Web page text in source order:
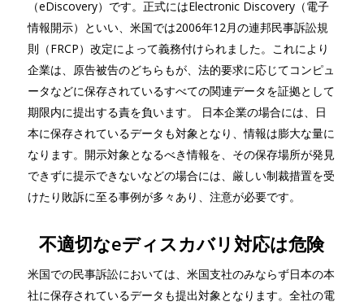
（eDiscovery）です。正式にはElectronic Discovery（電子
情報開示）といい、米国では2006年12月の連邦民事訴訟規
則（FRCP）改定によって義務付けられました。これにより
企業は、原告被告のどちらもが、法的要求に応じてコンピュ
ータなどに保存されているすべての関連データを証拠として
期限内に提出する責を負います。 日本企業の場合には、日
本に保存されているデータも対象となり、情報は膨大な量に
なります。開示対象となるべき情報を、その保存場所が発見
できずに提示できないなどの場合には、厳しい制裁措置を受
けたり敗訴に至る事例が多々あり、注意が必要です。
不適切なeディスカバリ対応は危険
米国での民事訴訟においては、米国支社のみならず日本の本
社に保存されているデータも提出対象となります。全社の電